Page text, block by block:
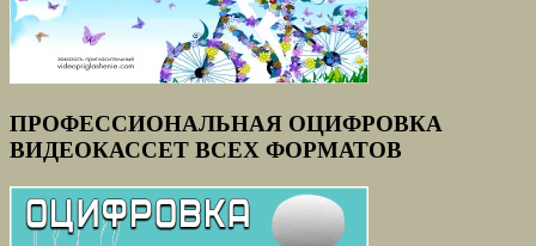
ПРОФЕССИОНАЛЬНАЯ ОЦИФРОВКА
ВИДЕОКАССЕТ ВСЕХ ФОРМАТОВ